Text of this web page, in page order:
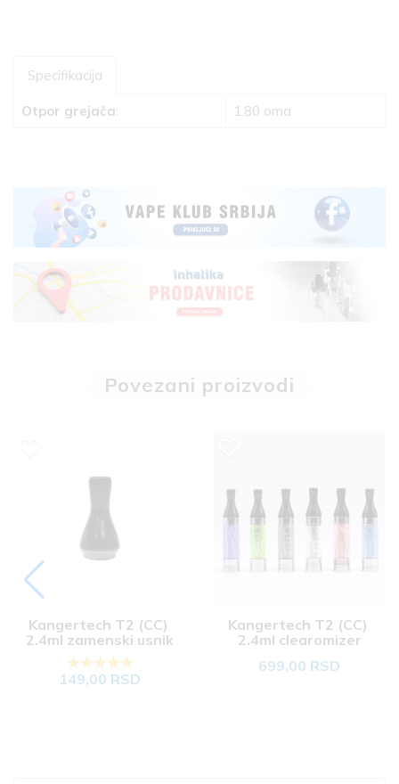
Specifikacija
Otpor grejača: 1.80 oma
Povezani proizvodi
Kangertech T2 (CC)
2.4ml zamenski usnik
149,00 RSD
Kangertech T2 (CC)
2.4ml clearomizer
699,00 RSD